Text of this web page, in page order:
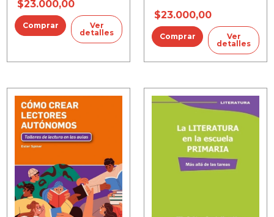
$23.000,00
Ver
detalles
$23.000,00
Ver
detalles